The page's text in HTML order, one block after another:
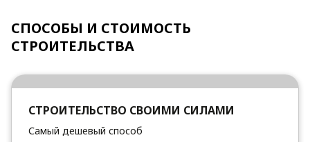
СПОСОБЫ И СТОИМОСТЬ
СТРОИТЕЛЬСТВА
СТРОИТЕЛЬСТВО СВОИМИ СИЛАМИ
Самый дешевый способ